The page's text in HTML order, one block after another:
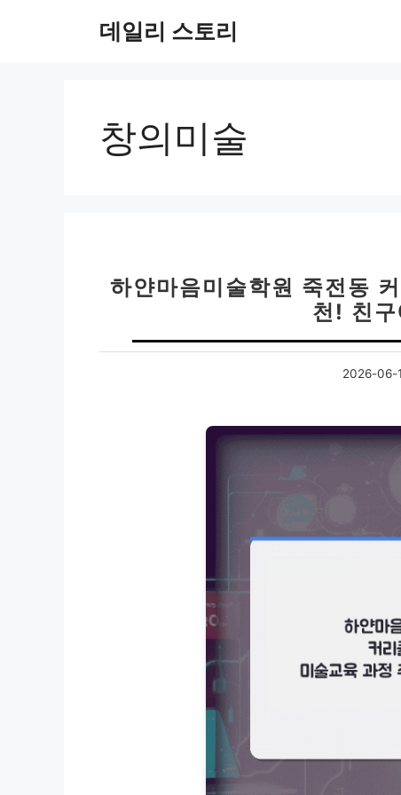
데일리 스토리
창의미술
하얀마음미술학원 죽전동
천! 친
2026-06-